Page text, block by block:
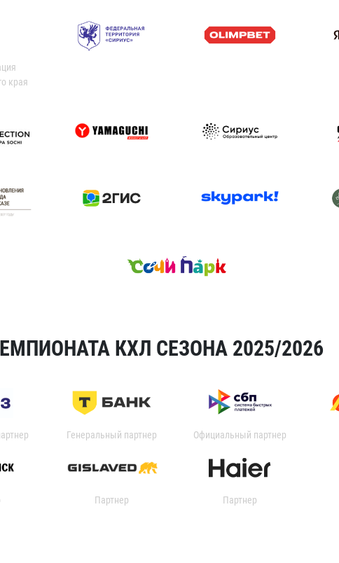
края
КХЛ СЕЗОНА 2025/2026
Генеральный партнер Официальный партнер
Партнер Партнер